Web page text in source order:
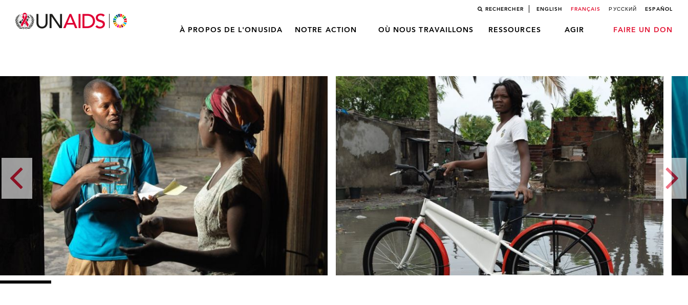
RECHERCHER ENGLISH FRANÇAIS РУССКИЙ ESPAÑOL
À PROPOS DE L'ONUSIDA NOTRE ACTION OÙ NOUS TRAVAILLONS RESSOURCES AGIR FAIRE UN DON